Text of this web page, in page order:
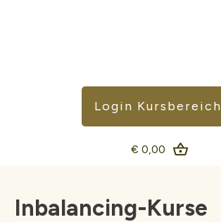
Login Kursbereich
€ 0,00
Inbalancing-Kurse